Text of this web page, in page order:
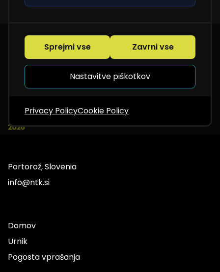
Sprejmi vse Zavrni vse
Nastavitve piškotkov
Privacy PolicyCookie Policy
Portorož, Slovenia
info@ntk.si
Domov
Urnik
Pogosta vprašanja